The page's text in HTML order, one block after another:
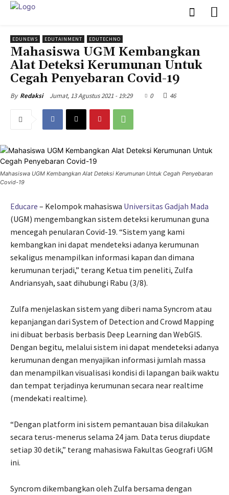
EDUNEWS EDUTAINMENT EDUTECHNO
Mahasiswa UGM Kembangkan
Alat Deteksi Kerumunan Untuk
Cegah Penyebaran Covid-19
By Redaksi Jumat, 13 Agustus 2021 - 19:29 0 46
Mahasiswa UGM Kembangkan Alat Deteksi Kerumunan Untuk Cegah Penyebaran
Covid-19
Educare – Kelompok mahasiswa Universitas Gadjah Mada
(UGM) mengembangkan sistem deteksi kerumunan guna
mencegah penularan Covid-19. “Sistem yang kami
kembangkan ini dapat mendeteksi adanya kerumunan
sekaligus menampilkan informasi kapan dan dimana
kerumunan terjadi,” terang Ketua tim peneliti, Zulfa
Andriansyah, saat dihubungi Rabu (3/8).
Zulfa menjelaskan sistem yang diberi nama Syncrom atau
kepanjangan dari System of Detection and Crowd Mapping
ini dibuat berbasis berbasis Deep Learning dan WebGIS.
Dengan begitu, melalui sistem ini dapat mendeteksi adanya
kerumunan dengan menyajikan informasi jumlah massa
dan menampilkan visualisasi kondisi di lapangan baik waktu
dan tempat terjadinya kerumunan secara near realtime
(mendekati realtime).
“Dengan platform ini sistem pemantauan bisa dilakukan
secara terus-menerus selama 24 jam. Data terus diupdate
setiap 30 detik,” terang mahasiswa Fakultas Geografi UGM
ini.
Syncrom dikembangkan oleh Zulfa bersama dengan